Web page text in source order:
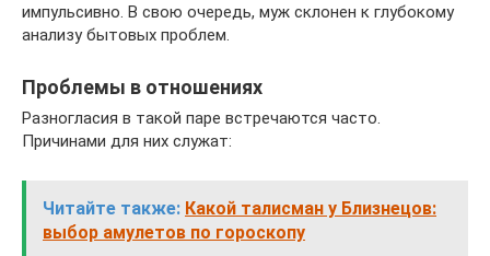
импульсивно. В свою очередь, муж склонен к глубокому
анализу бытовых проблем.
Проблемы в отношениях
Разногласия в такой паре встречаются часто.
Причинами для них служат:
Читайте также: Какой талисман у Близнецов:
выбор амулетов по гороскопу